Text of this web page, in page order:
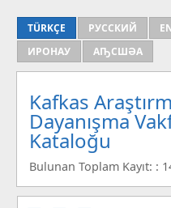
TÜRKÇE РУССКИЙ
ИРОНАУ
АҦСШӘА
Kafkas
Dayanışma
Kataloğu
Bulunan Toplam Kayıt: :